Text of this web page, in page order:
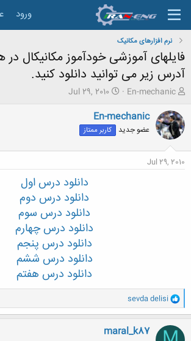
ورود
نرم افزارهای مکانیک
فایلهای آموزشی خودآموز مكانیكال
آدرس زیر می توانید دانلود كنید.
ش
و
ع
ک
ن
د
En-mechanic
ت
ر
ی
خ
Jul 29, 2010
En-mechanic
عضو جدید کاربر ممتاز
Jul 29, 2010
دانلود درس اول
دانلود درس دوم
دانلود درس سوم
دانلود درس چهارم
دانلود درس پنجم
دانلود درس ششم
دانلود درس هفتم
و
ا
ک
ن
ش
sevda delisi
maral_k87